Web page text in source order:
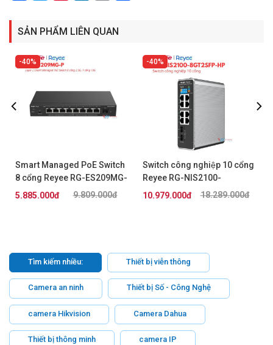
SẢN PHẨM LIÊN QUAN
40%
Smart Managed PoE Switch
8 cổng Reyee RG-ES209MG-
P
9.809.000đ
5.885.000đ
40%
Switch công nghiệp 10 cổng
Reyee RG-NIS2100-
8GT2SFP-HP
18.289.000đ
10.979.000đ
Tìm kiếm nhiều: Thiết bị viễn thông
Camera an ninh Thiết bị Số - Công Nghệ
camera Hikvision Camera Dahua
Thiết bị thông minh camera IP